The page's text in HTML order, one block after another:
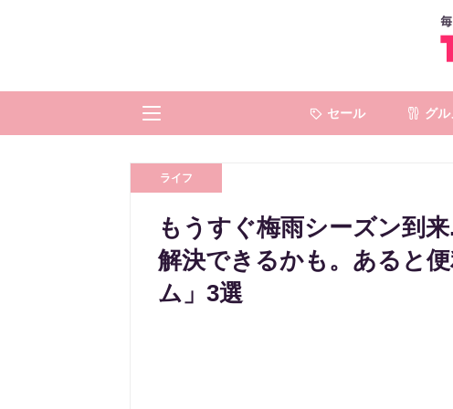
セール グル
ライフ
もうすぐ梅雨シーズン到
解決できるかも。あると
ム」3選